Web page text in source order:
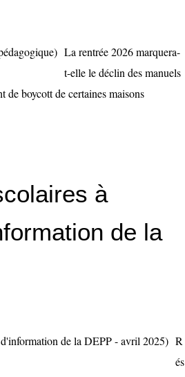
La rentrée 2026 marquera-
t-elle le déclin des manuels
de boycott de certaines maisons
à
de la
R
és